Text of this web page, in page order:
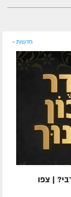
חדשות »
| צפו